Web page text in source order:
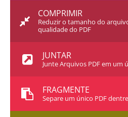
COMPRIMIR
Reduzir o tamanho do
qualidade do PDF
JUNTAR
Junte Arquivos PDF em um
FRAGMENTE
Separe um único PDF